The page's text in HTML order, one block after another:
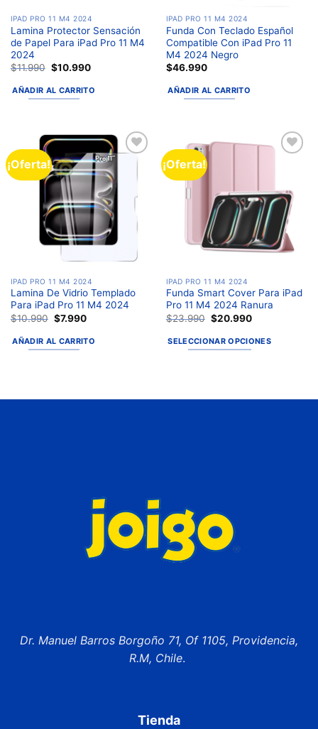
IPAD PRO 11 M4 2024
Lamina Protector Sensación
de Papel Para iPad Pro 11 M4
2024
$11.990 $10.990
AÑADIR AL CARRITO
IPAD PRO 11 M4 2024
Funda Con Teclado Español
Compatible Con iPad Pro 11
M4 2024 Negro
$46.990
AÑADIR AL CARRITO
¡Oferta!
Añadir
lista de
deseos
IPAD PRO 11 M4 2024
Lamina De Vidrio Templado
Para iPad Pro 11 M4 2024
$10.990 $7.990
AÑADIR AL CARRITO
¡Oferta!
deseos
IPAD PRO 11 M4 2024
Funda Smart Cover Para iPad
Pro 11 M4 2024 Ranura
$23.990 $20.990
SELECCIONAR OPCIONES
Dr. Manuel Barros Borgoño 71, Of 1105, Providencia,
R.M, Chile.
Tienda